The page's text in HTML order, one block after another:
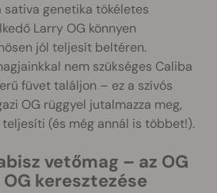
sativa genetika tökéletes
Larry OG könnyen
jól teljesít beltéren.
nem szükséges Caliba
füvet találjon – ez a szívós
OG rüggyel jutalmazza meg,
(és még annál is többet!).
vetőmag – az OG
OG keresztezése